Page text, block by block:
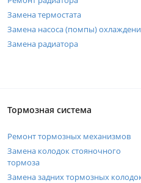
Замена термостата
Замена насоса (помпы)
Замена радиатора
Тормозная система
Ремонт тормозных механизмов
Замена колодок стояночного
тормоза
Замена задних тормозных